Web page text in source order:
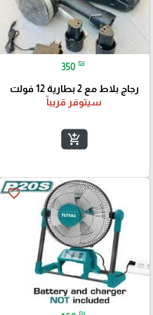
350 ₪
رجاج بلاط مع 2 بطارية 12 فولت
سيتوفر قريباً
add_shopping_cart
favorite_border